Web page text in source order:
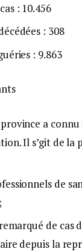
: 10.456
: 308
: 9.863
a connu
Il s’git de la
de
de cas
depuis la